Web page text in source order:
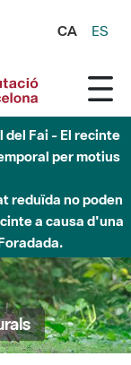
CA ES
del Fai - El recinte
per motius
reduïda no poden
a causa d'una